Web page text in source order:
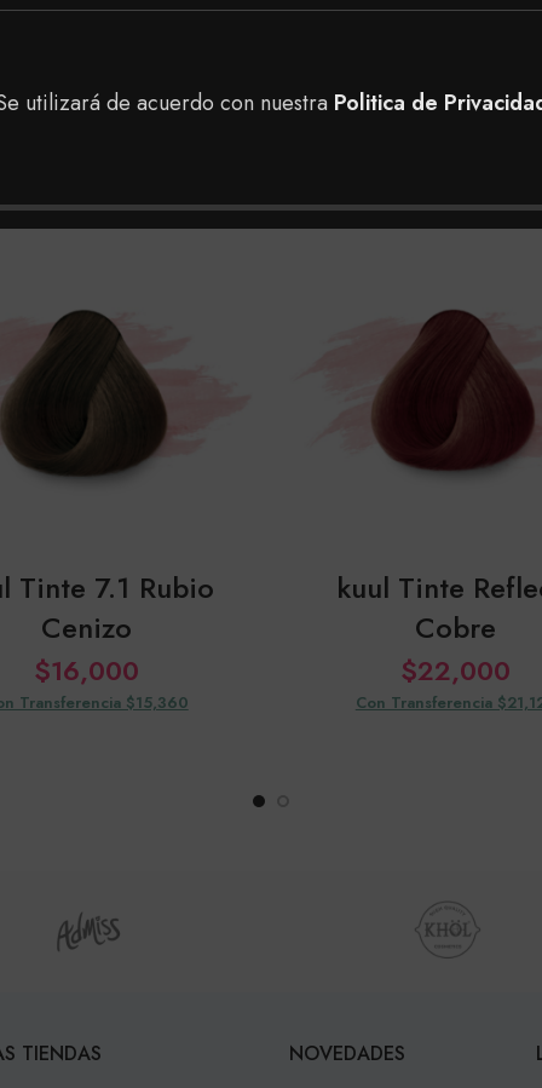
utilizará de acuerdo con nuestra Politica de
Tinte 7.1 Rubio
Cenizo
$16,000
Transferencia $15,360
kuul Tinte
Cobre
$22,000
Con Transferencia
TIENDAS NOVEDADES